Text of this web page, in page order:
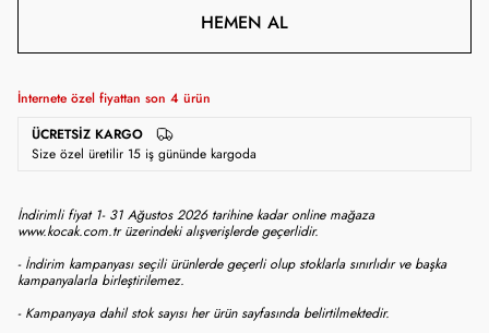
HEMEN AL
İnternete özel fiyattan son 4 ürün
ÜCRETSIZ KARGO
Size özel üretilir 15 iş gününde kargoda
İndirimli fiyat 1- 31 Ağustos 2026 tarihine kadar online mağaza
www.kocak.com.tr üzerindeki alışverişlerde geçerlidir.
- İndirim kampanyası seçili ürünlerde geçerli olup stoklarla sınırlıdır ve başka
kampanyalarla birleştirilemez.
- Kampanyaya dahil stok sayısı her ürün sayfasında belirtilmektedir.